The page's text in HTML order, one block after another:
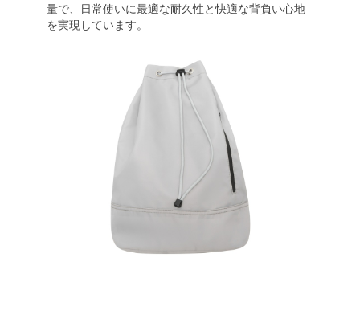
量で、日常使いに最適な耐久性と快適な背負い心地
を実現しています。